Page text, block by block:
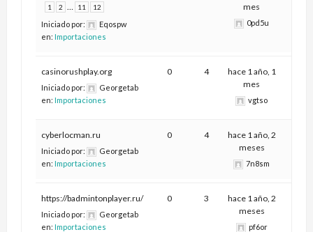
1 2 … 11 12
Iniciado por:
Eqospw
en: Importaciones
mes
0pd5u
casinorushplay.org
Iniciado por:
Georgetab
en: Importaciones
0 4
hace 1 año, 1
mes
vgtso
cyberlocman.ru
Iniciado por:
Georgetab
en: Importaciones
0 4
hace 1 año, 2
meses
7n8sm
https://badmintonplayer.ru/
Iniciado por:
Georgetab
en: Importaciones
0 3
hace 1 año, 2
meses
pf6or